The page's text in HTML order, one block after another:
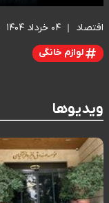
اقتصاد ۰۴ خرداد ۱۴۰۴
لوازم خانگی
ویدیوها